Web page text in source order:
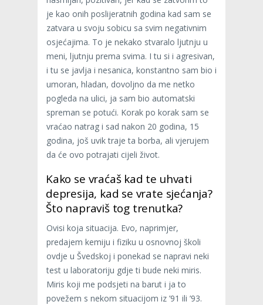
je kao onih poslijeratnih godina kad sam se
zatvara u svoju sobicu sa svim negativnim
osjećajima. To je nekako stvaralo ljutnju u
meni, ljutnju prema svima. I tu si i agresivan,
i tu se javlja i nesanica, konstantno sam bio i
umoran, hladan, dovoljno da me netko
pogleda na ulici, ja sam bio automatski
spreman se potući. Korak po korak sam se
vraćao natrag i sad nakon 20 godina, 15
godina, još uvik traje ta borba, ali vjerujem
da će ovo potrajati cijeli život.
Kako se vraćaš kad te uhvati
depresija, kad se vrate sjećanja?
Što napraviš tog trenutka?
Ovisi koja situacija. Evo, naprimjer,
predajem kemiju i fiziku u osnovnoj školi
ovdje u Švedskoj i ponekad se napravi neki
test u laboratoriju gdje ti bude neki miris.
Miris koji me podsjeti na barut i ja to
povežem s nekom situacijom iz ’91 ili ’93.